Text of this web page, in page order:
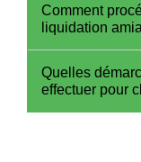
Comment
liquidation
Quelles
effectuer pour